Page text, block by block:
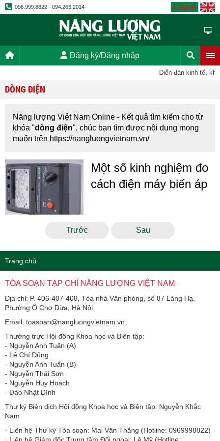
096.999.8822 - 094.263.2014 English
Đăng ký/Đăng nhập
Diễn đàn kinh tế,
DÒNG ĐIỆN
Năng lượng Việt Nam Online - Kết quả tìm kiếm cho từ
khóa "dòng điện", chúc bạn tìm được nội dung mong
muốn trên https://nangluongvietnam.vn/
Một số kinh nghiệm đo
cách điện máy biến áp
Trước Sau
Trang chủ
TÒA SOẠN TẠP CHÍ NĂNG LƯỢNG VIỆT NAM
Địa chỉ: P. 406-407-408, Tòa nhà Văn phòng, số 87 Láng Hạ,
Phường Ô Chợ Dừa, Hà Nội
Email: toasoan@nangluongvietnam.vn
Thường trực Hội đồng Khoa học và Biên tập:
​​​​​​- Nguyễn Anh Tuấn (A)
- Lê Chí Dũng
- Nguyễn Anh Tuấn (B)
- Nguyễn Thái Sơn
- Nguyễn Huy Hoạch
- Đào Nhật Đình
Thư ký Biên dịch Hội đồng Khoa học và Biên tập: Nguyễn Khắc
Nam
· Liên hệ Thư ký Tòa soạn: Mai Văn Thắng (Hotline: 0969998822)